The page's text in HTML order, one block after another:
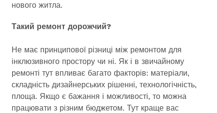
нового житла.
Такий ремонт дорожчий?
Не має принципової різниці між ремонтом для
інклюзивного простору чи ні. Як і в звичайному
ремонті тут впливає багато факторів: матеріали,
складність дизайнерських рішенні, технологічність,
площа. Якщо є бажання і можливості, то можна
працювати з різним бюджетом. Тут краще вас